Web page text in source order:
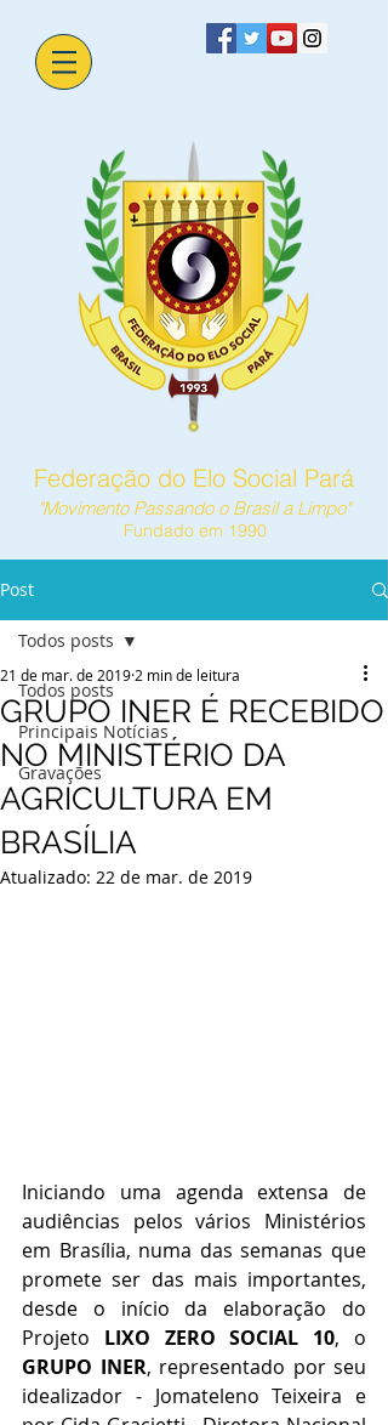
Federação do Elo Social Pará
"Movimento Passando o Brasil a Limpo"
Fundado em 1990
Post
Todos posts
Principais Notícias
Gravações
Todos posts
GRUPO INER É RECEBIDO
NO MINISTÉRIO DA
AGRICULTURA EM
BRASÍLIA
21 de mar. de 2019 2 min de leitura
Atualizado: 22 de mar. de 2019
Iniciando uma agenda extensa de
audiências pelos vários Ministérios
em Brasília, numa das semanas que
promete ser das mais importantes,
desde o início da elaboração do
Projeto LIXO ZERO SOCIAL 10
GRUPO INER, representado por seu
idealizador - Jomateleno Teixeira e